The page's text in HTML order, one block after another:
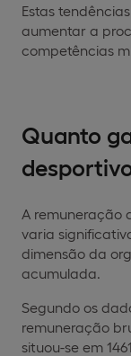
Estas
aumentar a
competências
Quanto
A remuneração
varia
dimensão da
acumulada.
Segundo os
remuneração
situou-se em